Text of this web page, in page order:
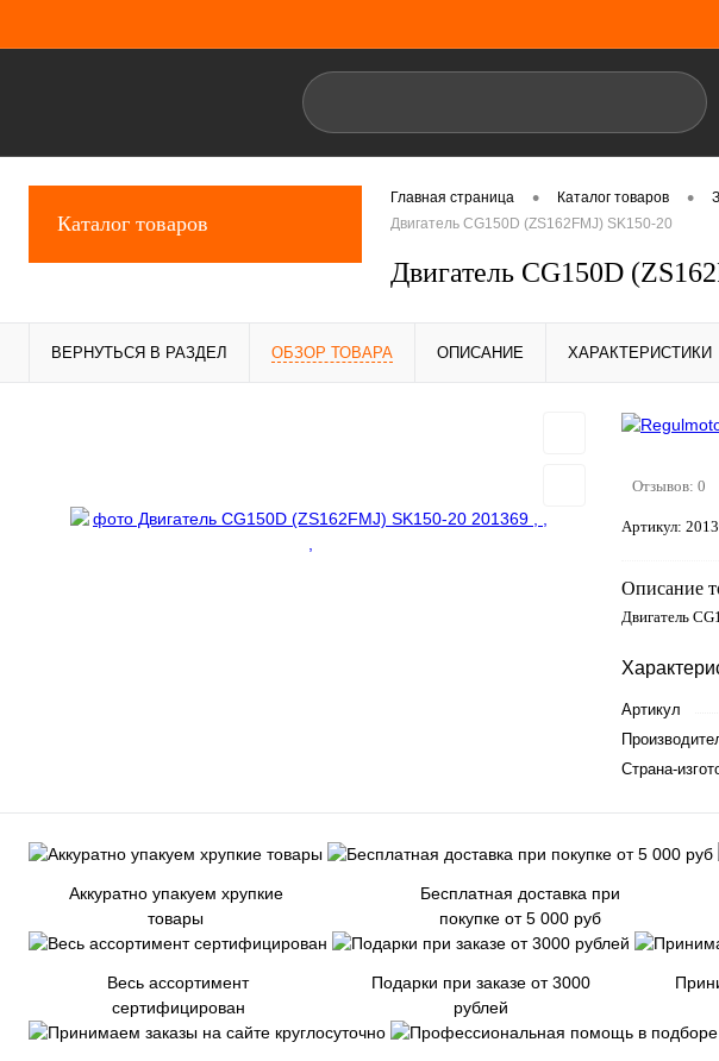
Каталог товаров
Главная страница • Каталог товаров •
Двигатель CG150D (ZS162FMJ) SK150-20
Двигатель CG150D
ВЕРНУТЬСЯ В РАЗДЕЛ ОБЗОР ТОВАРА ОПИСАНИЕ ХАРАКТЕРИСТИКИ
Отзывов: 0
Артикул:
Описание
Двигатель
Артикул
Страна-
Аккуратно упакуем хрупкие
товары
Бесплатная доставка при
покупке от 5 000 руб
Весь ассортимент
сертифицирован
Подарки при заказе от 3000
рублей